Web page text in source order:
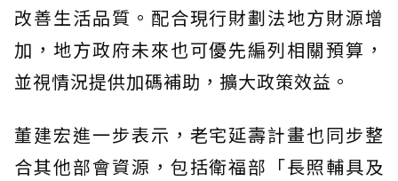
改善生活品質。配合現行財劃法地方財源增
加，地方政府未來也可優先編列相關預算，
並視情況提供加碼補助，擴大政策效益。
董建宏進一步表示，老宅延壽計畫也同步整
合其他部會資源，包括衛福部「長照輔具及